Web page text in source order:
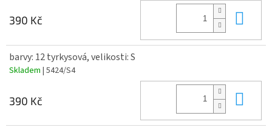
390 Kč
barvy: 12 tyrkysová, velikosti: S
Skladem | 5424/S4
390 Kč